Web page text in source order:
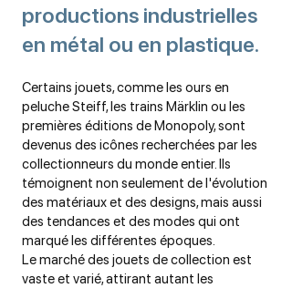
productions industrielles
en métal ou en plastique.
Certains jouets, comme les ours en
peluche Steiff, les trains Märklin ou les
premières éditions de Monopoly, sont
devenus des icônes recherchées par les
collectionneurs du monde entier. Ils
témoignent non seulement de l'évolution
des matériaux et des designs, mais aussi
des tendances et des modes qui ont
marqué les différentes époques.
Le marché des jouets de collection est
vaste et varié, attirant autant les